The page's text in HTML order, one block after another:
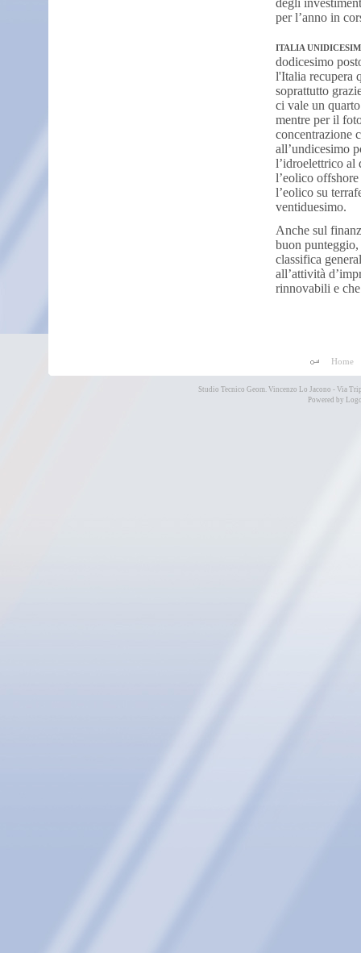
per l’anno in
ITALIA
dodicesimo
l'Italia recupera
soprattutto
ci vale un
mentre per il
concentrazione
all’undicesimo
l’idroelettrico al
l’eolico
l’eolico su
ventiduesimo.
Anche sul
buon
classifica
all’attività
rinnovabili e
Home
Studio Tecnico Geom. Vincenzo Lo Jacono - Via
Powered by